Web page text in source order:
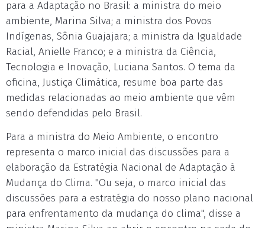
para a Adaptação no Brasil: a ministra do meio
ambiente, Marina Silva; a ministra dos Povos
Indígenas, Sônia Guajajara; a ministra da Igualdade
Racial, Anielle Franco; e a ministra da Ciência,
Tecnologia e Inovação, Luciana Santos. O tema da
oficina, Justiça Climática, resume boa parte das
medidas relacionadas ao meio ambiente que vêm
sendo defendidas pelo Brasil.
Para a ministra do Meio Ambiente, o encontro
representa o marco inicial das discussões para a
elaboração da Estratégia Nacional de Adaptação à
Mudança do Clima. "Ou seja, o marco inicial das
discussões para a estratégia do nosso plano nacional
para enfrentamento da mudança do clima", disse a